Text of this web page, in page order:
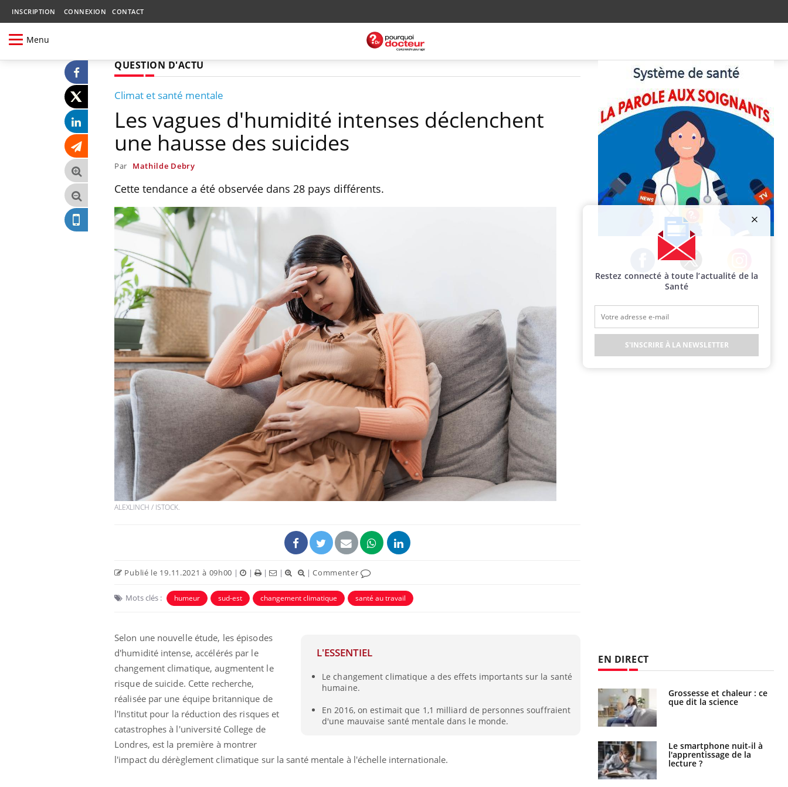
INSCRIPTION CONNEXION CONTACT
Menu
QUESTION D'ACTU
Climat et santé mentale
Les vagues d'humidité intenses déclenchent
une hausse des suicides
Par Mathilde Debry
Cette tendance a été observée dans 28 pays différents.
ALEXLINCH / ISTOCK.
Publié le 19.11.2021 à 09h00 | | | | |Commenter
Mots clés : humeur sud-est changement climatique santé au travail
L'ESSENTIEL
Le changement climatique a des effets importants sur la santé
humaine.
En 2016, on estimait que 1,1 milliard de personnes souffraient
d'une mauvaise santé mentale dans le monde.
Selon une nouvelle étude, les épisodes
d'humidité intense, accélérés par le
changement climatique, augmentent le
risque de suicide. Cette recherche,
réalisée par une équipe britannique de
l'Institut pour la réduction des risques et
catastrophes à l'université College de
Londres, est la première à montrer
l'impact du dérèglement climatique sur la santé mentale à l'échelle internationale.
Facebook Twitter Instagram
EN DIRECT
La sieste empêche-t-elle
de dormir la nuit ?
VIH : la fin du comprimé
tous les jours se profile-t-
elle enfin ?
Fortes chaleurs :
noyade grimpe-t-il ?
freiner la propagation du
cancer ?
Grossesse et chaleur : ce
que dit la science
Le smartphone nuit-il à
l'apprentissage de la
lecture ?
Mordue par un
barracuda, une petite fille
secourue grâce à un
Légionellose en Suisse :
quelle est l’origine de la
contamination ?
Restez connecté à toute l’actualité de la
Santé
S'INSCRIRE À LA NEWSLETTER